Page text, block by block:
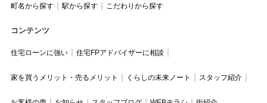
町名から探す 駅から探す こだわりから探す
コンテンツ
住宅ローンに強い 住宅FPアドバイザーに相談
家を買うメリット・売るメリット くらしの未来ノート スタッフ紹介